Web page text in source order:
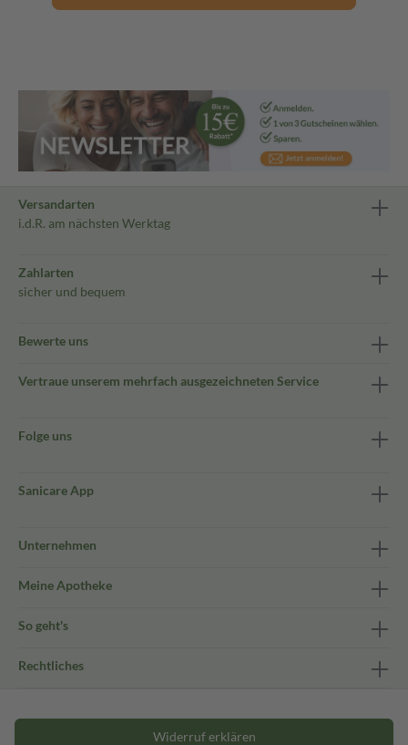
Versandarten
i.d.R. am nächsten Werktag
Zahlarten
sicher und bequem
Bewerte uns
Vertraue unserem mehrfach ausgezeichneten Service
Folge uns
Sanicare App
Unternehmen
Meine Apotheke
So geht's
Rechtliches
Widerruf erklären